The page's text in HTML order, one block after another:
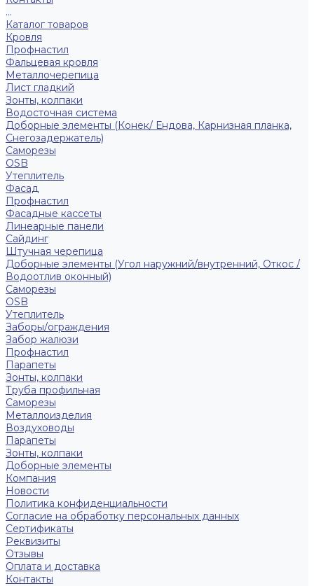
...
Каталог товаров
Кровля
Профнастил
Фальцевая кровля
Металлочерепица
Лист гладкий
Зонты, колпаки
Водосточная система
Доборные элементы (Конек/ Ендова, Карнизная планка,
Снегозадержатель)
Саморезы
ОSB
Утеплитель
Фасад
Профнастил
Фасадные кассеты
Линеарные панели
Сайдинг
Штучная черепица
Доборные элементы (Угол наружний/внутренний, Откос /
Водоотлив оконный)
Саморезы
OSB
Утеплитель
Заборы/ограждения
Забор жалюзи
Профнастил
Парапеты
Зонты, колпаки
Труба профильная
Саморезы
Металлоизделия
Воздуховоды
Парапеты
Зонты, колпаки
Доборные элементы
Компания
Новости
Политика конфиденциальности
Согласие на обработку персональных данных
Сертификаты
Реквизиты
Отзывы
Оплата и доставка
Контакты